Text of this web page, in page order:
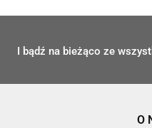
I bądź na bieżąco ze
O